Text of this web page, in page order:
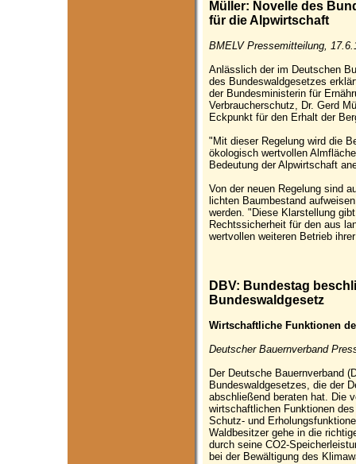
Müller: Novelle des
für die Alpwirtschaft
BMELV Pressemitteilung,
Anlässlich der im Deutschen
des Bundeswaldgesetzes
der Bundesministerin für
Verbraucherschutz, Dr. Gerd
Eckpunkt für den Erhalt der
"Mit dieser Regelung wird die
ökologisch wertvollen
Bedeutung der Alpwirtschaft
Von der neuen Regelung sind
lichten Baumbestand
werden. "Diese Klarstellung
Rechtssicherheit für den aus
wertvollen weiteren Betrieb
DBV: Bundestag
Bundeswaldgesetz
Wirtschaftliche Funktionen
Deutscher Bauernverband
Der Deutsche Bauernverband
Bundeswaldgesetzes, die der
abschließend beraten hat. Die
wirtschaftlichen Funktionen
Schutz- und
Waldbesitzer gehe in die
durch seine CO2-
bei der Bewältigung des